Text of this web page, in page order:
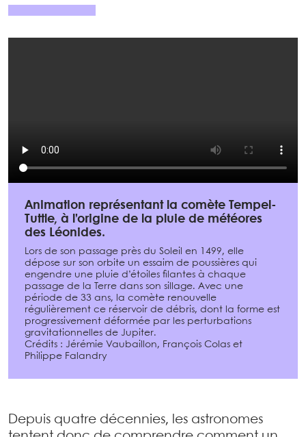
Animation représentant la comète Tempel-
Tuttle, à l’origine de la pluie de météores
des Léonides.
Lors de son passage près du Soleil en 1499, elle
dépose sur son orbite un essaim de poussières qui
engendre une pluie d’étoiles filantes à chaque
passage de la Terre dans son sillage. Avec une
période de 33 ans, la comète renouvelle
régulièrement ce réservoir de débris, dont la forme est
progressivement déformée par les perturbations
gravitationnelles de Jupiter.
Crédits : Jérémie Vaubaillon, François Colas et
Philippe Falandry
Depuis quatre décennies, les astronomes